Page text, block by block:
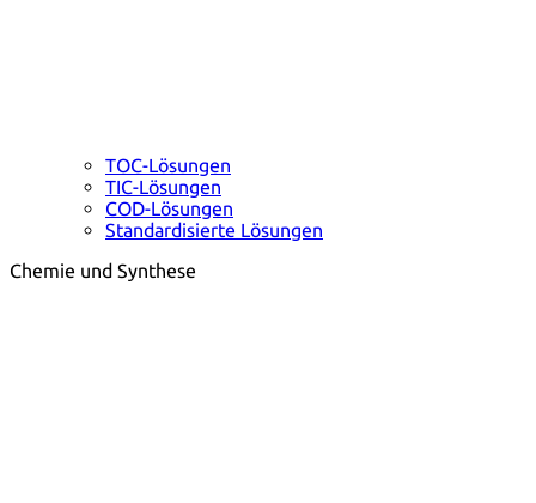
TOC-Lösungen
TIC-Lösungen
COD-Lösungen
Standardisierte Lösungen
Chemie und Synthese